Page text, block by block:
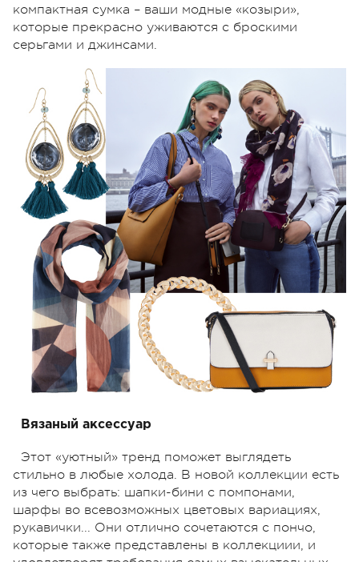
компактная сумка – ваши модные «козыри»,
которые прекрасно уживаются с броскими
серьгами и джинсами.
Вязаный аксессуар
Этот «уютный» тренд поможет выглядеть
стильно в любые холода. В новой коллекции есть
из чего выбрать: шапки-бини с помпонами,
шарфы во всевозможных цветовых вариациях,
рукавички... Они отлично сочетаются с пончо,
которые также представлены в коллекциии, и